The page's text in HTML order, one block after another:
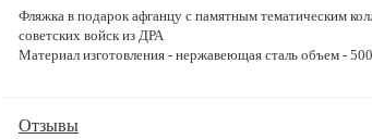
Фляжка в подарок афганцу с памятным тематическим
советских войск из ДРА
Материал изготовления - нержавеющая сталь объем -
Отзывы